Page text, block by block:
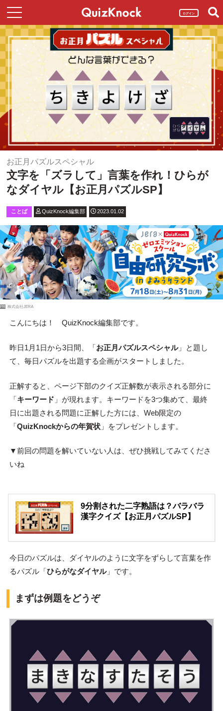
ログイン
お正月パズルスペシャル
文字を「ズラして」言葉を作れ！ひらが
なダイヤル【お正月パズルSP】
ことば QuizKnock編集部 2023.01.02
PR 株式会社JERA
こんにちは！ QuizKnock編集部です。
昨日1月1日から3日間、「お正月パズルスペシャル」と題し
て、毎日パズルを出題する企画がスタートしました。
正解すると、ページ下部のクイズ正解数が表示される部分に
「キーワード 」が現れます。キーワードを3つ集めて、最終
日に出題される問題に正解した方には、Web限定の
「QuizKnockからの年賀状」をプレゼントします。
▼前回の問題を解いていない人は、ぜひ挑戦してみてくださ
いね
9分割された二字熟語は？バラバラ
漢字クイズ【お正月パズルSP】
今日のパズルは、ダイヤルのように文字をずらして言葉を作
るパズル「ひらがなダイヤル」です。
まずは例題をどうぞ